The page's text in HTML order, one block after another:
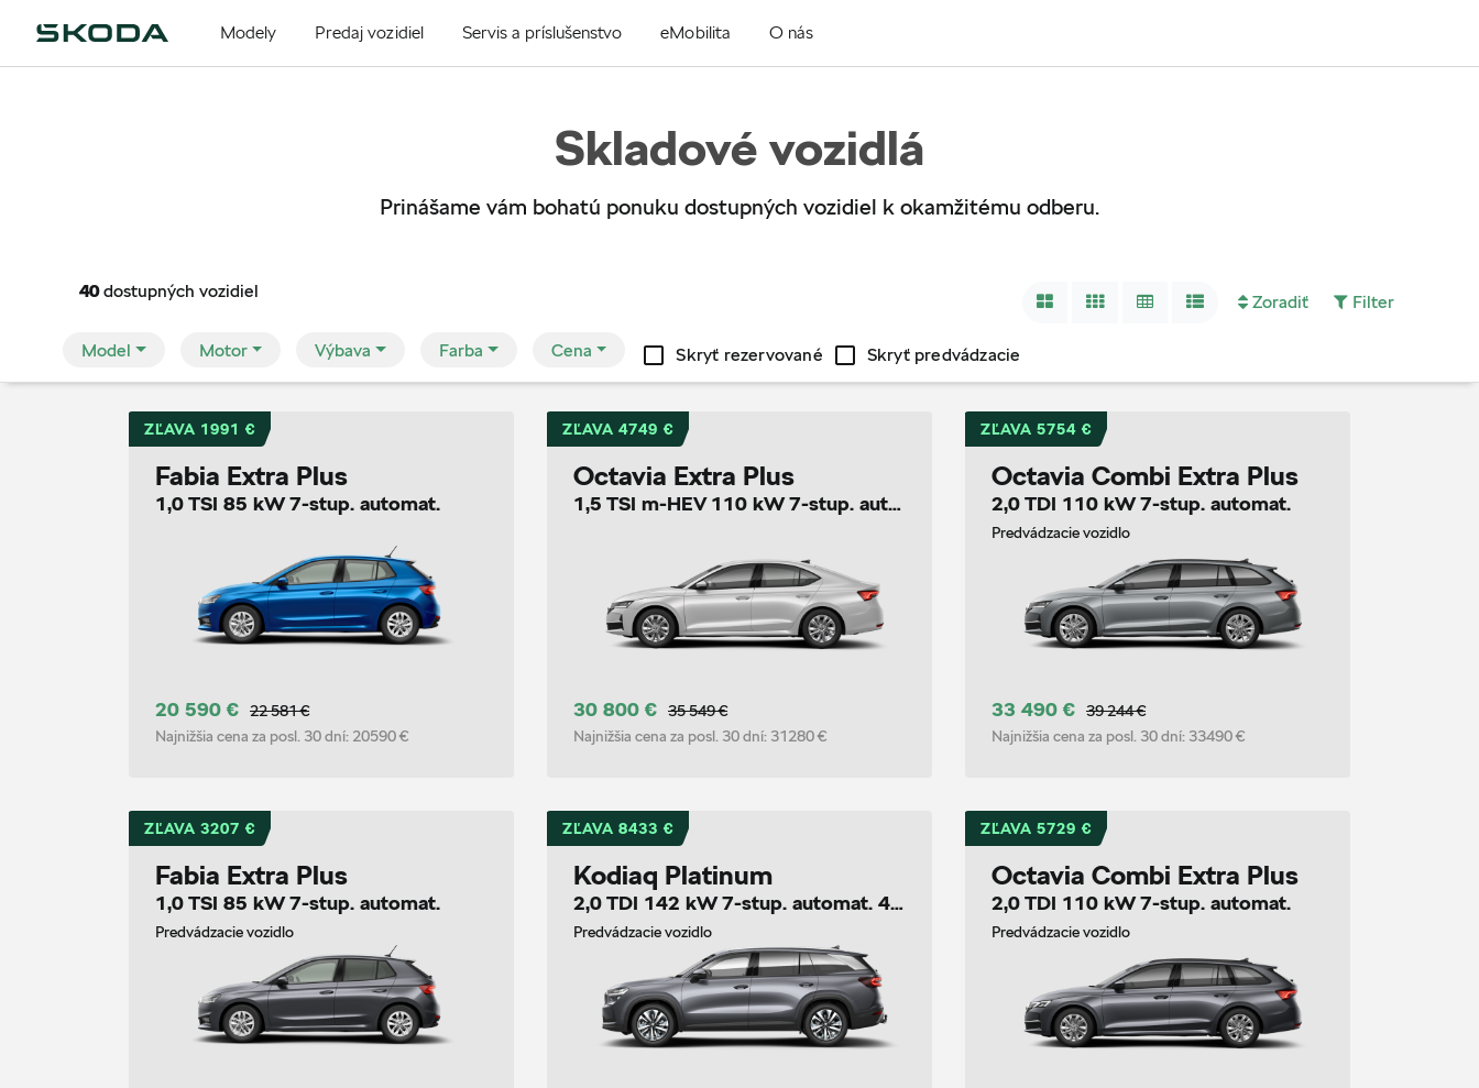
Modely Predaj vozidiel Servis a príslušenstvo eMobilita O nás
Skladové vozidlá
Prinášame vám bohatú ponuku dostupných vozidiel k okamžitému odberu.
40 dostupných vozidiel
Zoradiť Filter
Model Motor Výbava Farba Cena Skryť rezervované Skryť predvádzacie
ZĽAVA 1991 €
Fabia Extra Plus
1,0 TSI 85 kW 7-stup. automat.
20 590 € 22 581 €
Najnižšia cena za posl. 30 dní: 20590 €
ZĽAVA 4749 €
Octavia Extra Plus
1,5 TSI m-HEV 110 kW 7-stup. automat.
30 800 € 35 549 €
Najnižšia cena za posl. 30 dní: 31280 €
ZĽAVA 5754 €
Octavia Combi Extra Plus
2,0 TDI 110 kW 7-stup. automat.
Predvádzacie vozidlo
33 490 € 39 244 €
Najnižšia cena za posl. 30 dní: 33490 €
ZĽAVA 3207 €
Fabia Extra Plus
1,0 TSI 85 kW 7-stup. automat.
Predvádzacie vozidlo
ZĽAVA 8433 €
Kodiaq Platinum
2,0 TDI 142 kW 7-stup. automat. 4x4
Predvádzacie vozidlo
ZĽAVA 5729 €
Octavia Combi Extra Plus
2,0 TDI 110 kW 7-stup. automat.
Predvádzacie vozidlo